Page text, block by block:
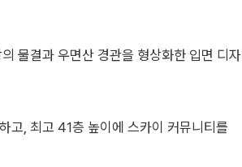
물결과 우면산 경관을 형상화한 입면 디자
고, 최고 41층 높이에 스카이 커뮤니티를